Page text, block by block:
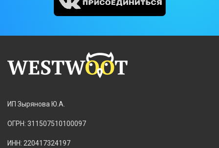
ИП Зырянова Ю.А.
ОГРН: 311507510100097
ИНН: 220417324197